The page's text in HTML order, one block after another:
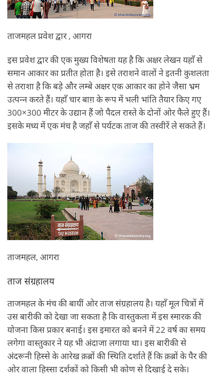
ताजमहल प्रवेश द्वार , आगरा
इस प्रवेश द्वार की एक मुख्‍य विशेषता यह है कि अक्षर लेखन यहाँ से
समान आकार का प्रतीत होता है। इसे तराशने वालों ने इतनी कुशलता
से तराशा है कि बड़े और लम्‍बे अक्षर एक आकार का होने जैसा भ्रम
उत्‍पन्‍न करते हैं। यहाँ चार बाग़ के रूप में भली भांति तैयार किए गए
300×300 मीटर के उद्यान हैं जो पैदल रास्‍ते के दोनों ओर फैले हुए हैं।
इसके मध्‍य में एक मंच है जहाँ से पर्यटक ताज की तस्‍वीरें ले सकते हैं।
ताजमहल, आगरा
ताज संग्रहालय
ताजमहल के मंच की बायीं ओर ताज संग्रहालय है। यहाँ मूल चित्रों में
उस बारीकी को देखा जा सकता है कि वास्‍तुकला में इस स्‍मारक की
योजना किस प्रकार बनाई। इस इमारत को बनने में 22 वर्ष का समय
लगेगा वास्‍तुकार ने यह भी अंदाजा लगाया था। इस बारीकी से
अंदरूनी हिस्‍से के आरेख क़ब्रों की स्थिति दर्शाते हैं कि क़ब्रों के पैर की
ओर वाला हिस्‍सा दर्शकों को किसी भी कोण से दिखाई दे सके।